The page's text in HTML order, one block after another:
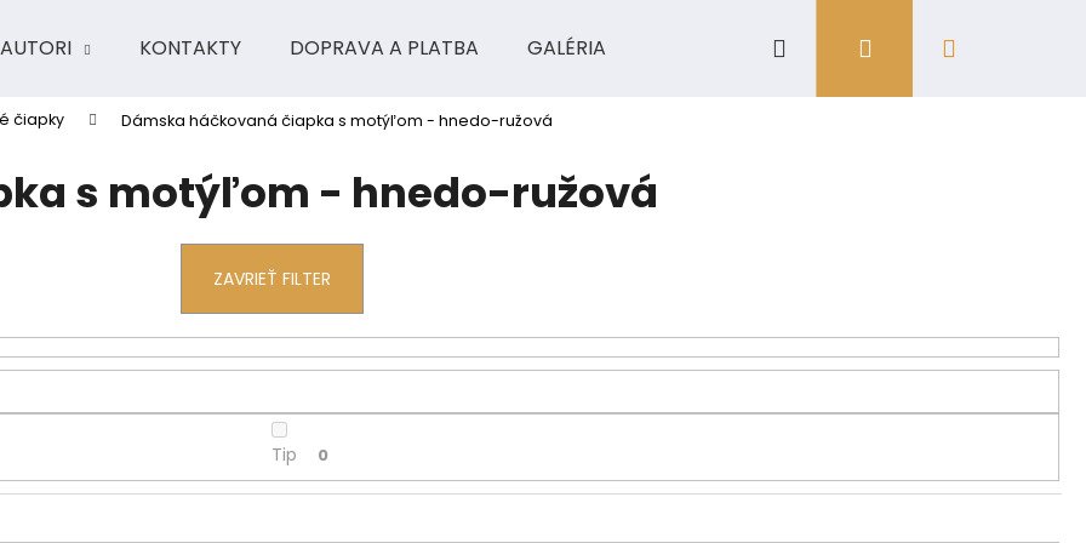
AUTORI KONTAKTY DOPRAVA A PLATBA GALÉRIA Hľadať Prihlásenie
čiapky Dámska háčkovaná čiapka s motýľom - hnedo-ružová
s motýľom - hnedo-ružová
ZAVRIEŤ FILTER
Tip 0
Čo potrebujete nájsť?
Odporúčame